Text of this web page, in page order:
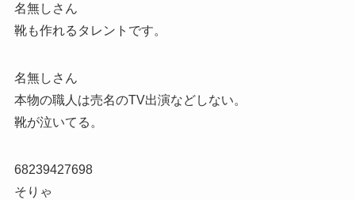
名無しさん
靴も作れるタレントです。
名無しさん
本物の職人は売名のTV出演などしない。
靴が泣いてる。
68239427698
そりゃ